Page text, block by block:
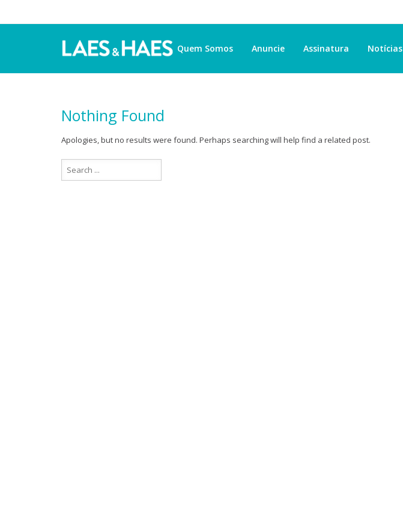
Quem Somos Anuncie Assinatura Notícias
Nothing Found
Apologies, but no results were found. Perhaps searching will help find a related post.